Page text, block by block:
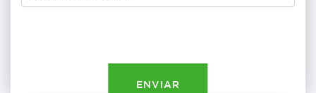
ENVIAR